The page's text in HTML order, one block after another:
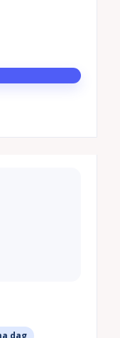
dag